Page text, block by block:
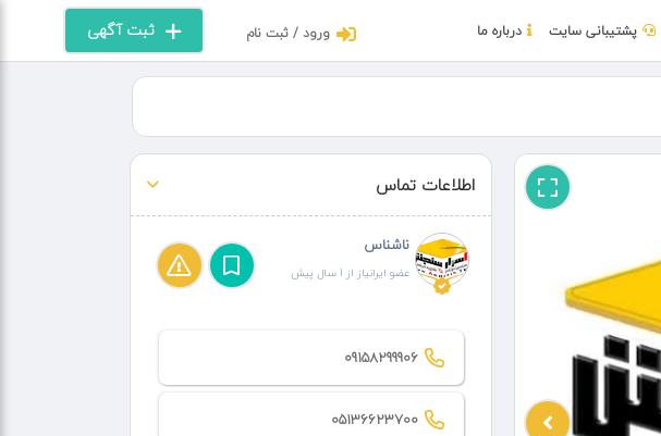
ثبت آگهی ورود / ثبت نام پشتیبانی سایت درباره ما
اطلاعات تماس
ناشناس
عضو ایرانیاز از 1 سال پیش
09158299906
05136623700